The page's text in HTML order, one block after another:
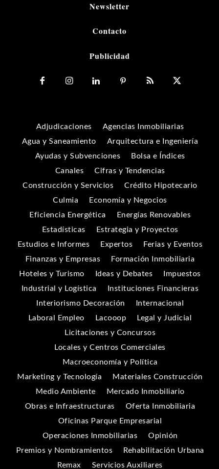
Newsletter
Contacto
Publicidad
Adjudicaciones
Agencias Inmobiliarias
Agua y Saneamiento
Arquitectura e Ingeniería
Ayudas y Subvenciones
Bolsa e Índices
Canales
Cifras y Tendencias
Construcción y Servicios
Crédito Hipotecario
Culmia
Economía y Negocios
Eficiencia Energética
Energías Renovables
Estadísticas
Estrategia y Proyectos
Estudios e Informes
Expertos
Ferias y Eventos
Finanzas y Empresas
Formación Inmobiliaria
Hoteles y Turismo
Ideas y Debates
Impuestos
Industrial y Logística
Instituciones Financieras
Interiorismo Decoración
Internacional
Laboral Empleo
Lacooop
Legal y Judicial
Licitaciones y Concursos
Locales y Centros Comerciales
Macroeconomía y Política
Marketing y Tecnología
Materiales Construcción
Medio Ambiente
Mercado Inmobiliario
Obras e Infraestructuras
Oferta Inmobiliaria
Oficinas Parque Empresarial
Operaciones Inmobiliarias
Opinión
Premios y Nombramientos
Rehabilitación Urbana
Remax
Servicios Auxiliares